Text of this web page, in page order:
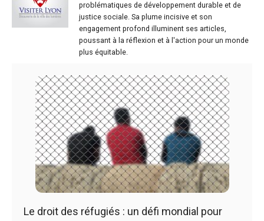
problématiques de développement durable et de
justice sociale. Sa plume incisive et son
engagement profond illuminent ses articles,
poussant à la réflexion et à l'action pour un monde
plus équitable.
Le droit des réfugiés : un défi mondial pour